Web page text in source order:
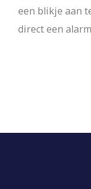
een blikje aan
direct een